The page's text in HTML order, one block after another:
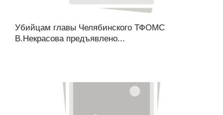
Убийцам главы Челябинского ТФОМС
В.Некрасова предъявлено...